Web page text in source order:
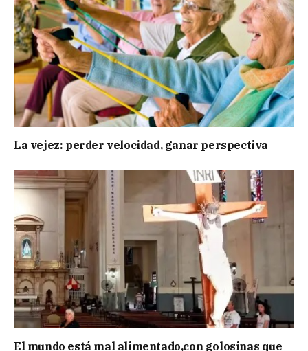
La vejez: perder velocidad, ganar perspectiva
El mundo está mal alimentado,con golosinas que